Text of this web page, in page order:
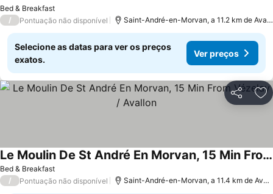
Bed & Breakfast
/ Pontuação não disponível Saint-André-en-Morvan, a 11.2 km de Avallon
Selecione as datas para ver os preços
exatos.
Ver preços
Partilhar
Bed & Breakfast
Le Moulin De St André En Morvan, 15 Min From Vézelay / Avallon
/ Pontuação não disponível Saint-André-en-Morvan, a 11.4 km de Avallon